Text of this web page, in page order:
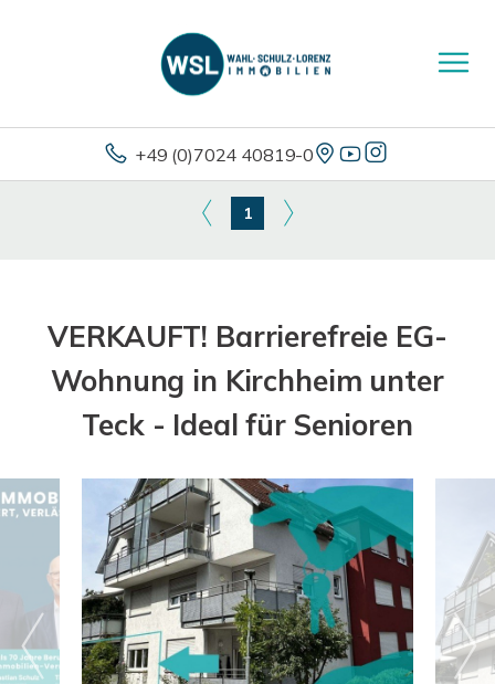
+49 (0)7024 40819-0
1
VERKAUFT! Barrierefreie EG-
Wohnung in Kirchheim unter
Teck - Ideal für Senioren